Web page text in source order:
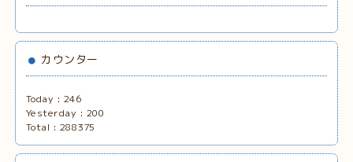
カウンター
Today : 246
Yesterday : 200
Total : 288375